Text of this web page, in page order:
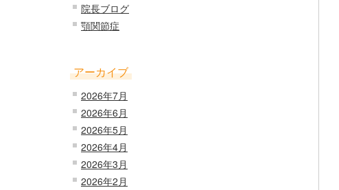
院長ブログ
顎関節症
アーカイブ
2026年7月
2026年6月
2026年5月
2026年4月
2026年3月
2026年2月